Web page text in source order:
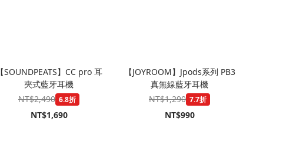
【SOUNDPEATS】CC pro 耳
夾式藍牙耳機
NT$2,490 6.8折
NT$1,690
【JOYROOM】Jpods系列 PB3
真無線藍牙耳機
NT$1,290 7.7折
NT$990